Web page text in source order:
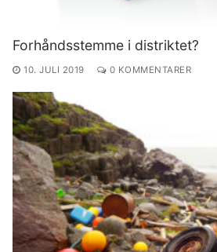
Forhåndsstemme i distriktet?
10. JULI 2019 0 KOMMENTARER